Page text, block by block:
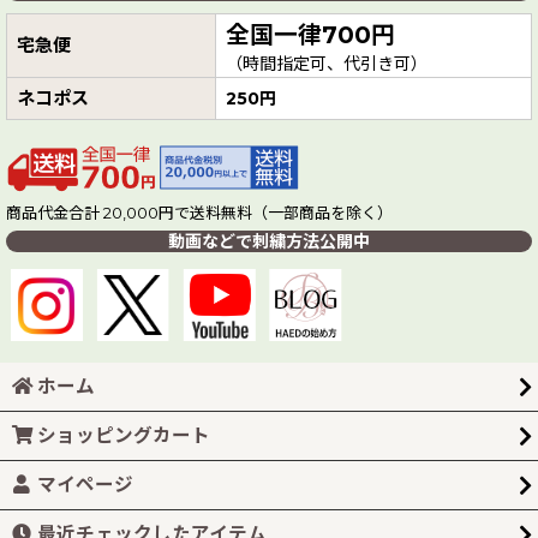
宅急便 全国一律700円
（時間指定可、代引き可）
ネコポス 250円
商品代金合計 20,000円で送料無料（一部商品を除く）
動画などで刺繍方法公開中
ホーム
ショッピングカート
マイページ